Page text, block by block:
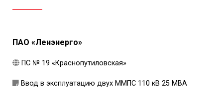
ПАО «Ленэнерго»
ПС № 19 «Краснопутиловская»
Ввод в эксплуатацию двух ММПС 110 кВ 25 МВА